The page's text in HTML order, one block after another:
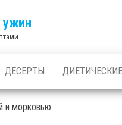
ужин
ДЕСЕРТЫ ДИЕТИЧЕСКИЕ